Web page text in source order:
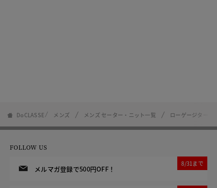
DoCLASSE メンズ メンズ セーター・ニット一覧 ローゲージタート
FOLLOW US
メルマガ登録で500円OFF！
8/31まで